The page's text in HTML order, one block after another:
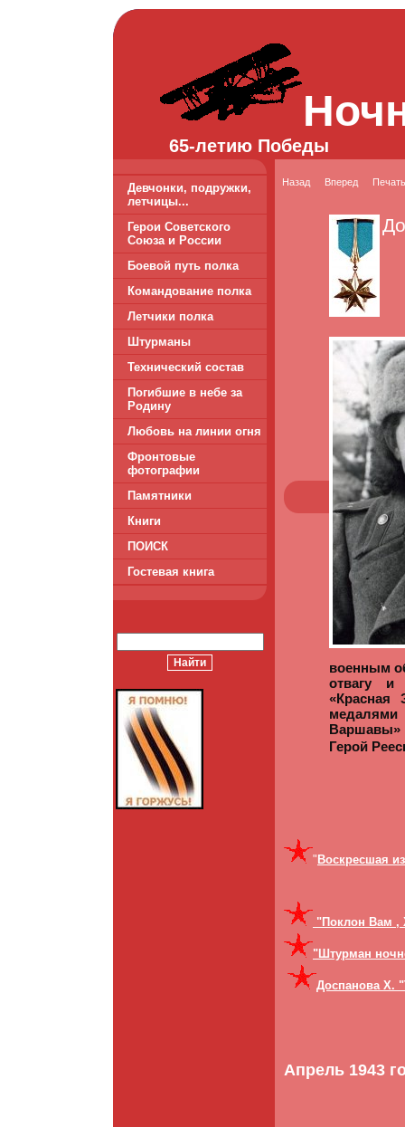
65-летию Победы
Девчонки, подружки,
летчицы...
Герои Советского
Союза и России
Боевой путь полка
Командование полка
Летчики полка
Штурманы
Технический состав
Погибшие в небе за
Родину
Любовь на линии огня
Фронтовые
фотографии
Памятники
Книги
ПОИСК
Гостевая книга
Назад Вперед Печать
военным
отвагу и
«Красная
Варшавы»
Герой
" Воскресшая
"Поклон Вам ,
"Штурман
Доспанова Х.
Апрель 1943